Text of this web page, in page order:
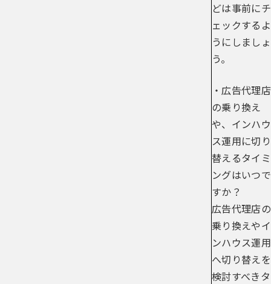
どは事前にチ
ェックするよ
うにしましょ
う。
・広告代理店
の乗り換え
や、インハウ
ス運用に切り
替えるタイミ
ングはいつで
すか？
広告代理店の
乗り換えやイ
ンハウス運用
へ切り替えを
検討すべきタ